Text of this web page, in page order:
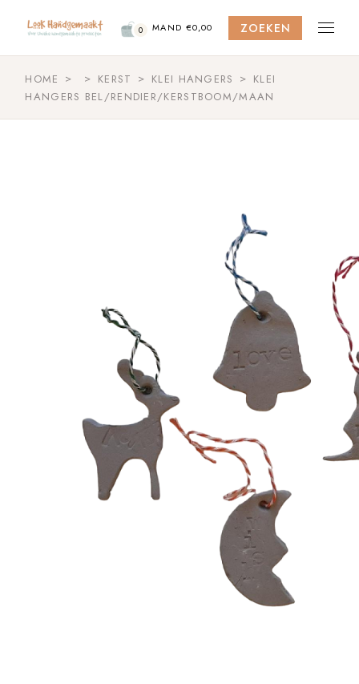
content
0 MAND €0,00 ZOEKEN
HOME KERST KLEI HANGERS
KLEI
HANGERS BEL/RENDIER/KERSTBOOM/MAAN